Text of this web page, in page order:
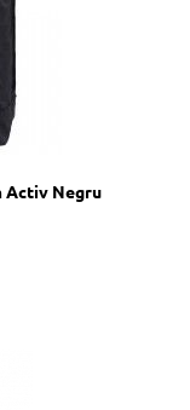
Activ Negru